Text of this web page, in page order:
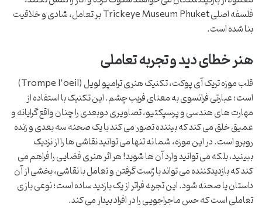
فلسفه اصلی Trickeye Museum Phuket بر تعامل، شادی و خلاقیت
بنا شده است.
هنر خطای دید و تجربه تعاملی
قلب موزه تریک آی پوکت، تکنیک هنری ترامپو لویل (Trompe l’oeil)
است؛ عبارتی فرانسوی به معنای فریب چشم. این تکنیک با استفاده از
مهارت های هندسی و پرسپکتیو، تصاویری دوبعدی را چنان واقع گرایانه و
عمیق خلق می کند که بیننده تصور می کند با یک صحنه سه بعدی و زنده
روبرو است. در این موزه، شما نه تنها می توانید نقاشی ها را از نزدیک
ببینید، بلکه می توانید وارد آن ها شوید! هر اثر هنری فضایی را فراهم می
کند که بازدیدکننده می تواند با ژست گرفتن و تعامل با نقاشی، بخشی از آن
داستان یا صحنه شود. این تجربه فراتر از یک بازدید ساده است؛ نوعی بازی
تعاملی است که حس ماجراجویی را در افراد بیدار می کند.